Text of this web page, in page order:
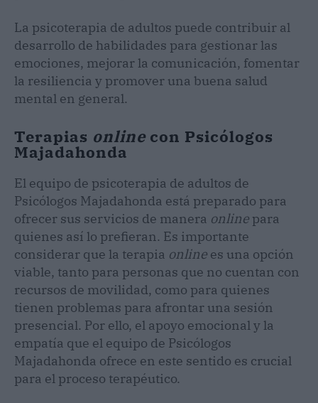
La psicoterapia de adultos puede contribuir al
desarrollo de habilidades para gestionar las
emociones, mejorar la comunicación, fomentar
la resiliencia y promover una buena salud
mental en general.
Terapias online con Psicólogos
Majadahonda
El equipo de psicoterapia de adultos de
Psicólogos Majadahonda está preparado para
ofrecer sus servicios de manera online para
quienes así lo prefieran. Es importante
considerar que la terapia online es una opción
viable, tanto para personas que no cuentan con
recursos de movilidad, como para quienes
tienen problemas para afrontar una sesión
presencial. Por ello, el apoyo emocional y la
empatía que el equipo de Psicólogos
Majadahonda ofrece en este sentido es crucial
para el proceso terapéutico.